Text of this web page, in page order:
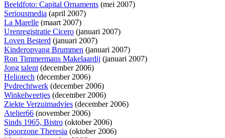
Beeldfoto: Capital Ornaments (mei 2007)
Seriousmedia (april 2007)
La Marelle (maart 2007)
Urenregistratie Cicero (januari 2007)
Loven Besterd (januari 2007)
Kinderopvang Brummen (januari 2007)
Ron Timmermans Makelaardij (januari 2007)
Jong talent(december 2006)
Heliotech (december 2006)
Pvdrechtwerk (december 2006)
Winkelweetjes (december 2006)
Ziekte Verzuimadvies (december 2006)
Atelier66 (november 2006)
Sinds 1965, Bistro (oktober 2006)
Spoorzone Theresia (oktober 2006)